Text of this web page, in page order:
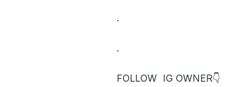
.
.
FOLLOW IG OWNER👇